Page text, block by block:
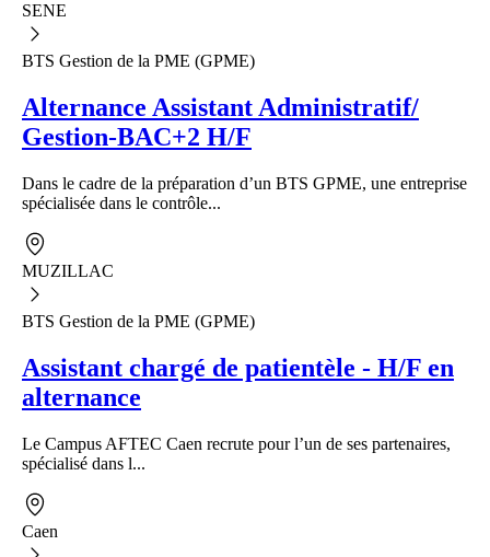
SENE
BTS Gestion de la PME (GPME)
Alternance Assistant Administratif/
Gestion-BAC+2 H/F
Dans le cadre de la préparation d’un BTS GPME, une entreprise
spécialisée dans le contrôle...
MUZILLAC
BTS Gestion de la PME (GPME)
Assistant chargé de patientèle - H/F en
alternance
Le Campus AFTEC Caen recrute pour l’un de ses partenaires,
spécialisé dans l...
Caen